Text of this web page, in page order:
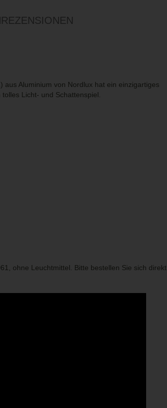
Aluminium von Nordlux hat ein einzigartiges
Licht- und Schattenspiel.
ohne Leuchtmittel. Bitte bestellen Sie sich direkt